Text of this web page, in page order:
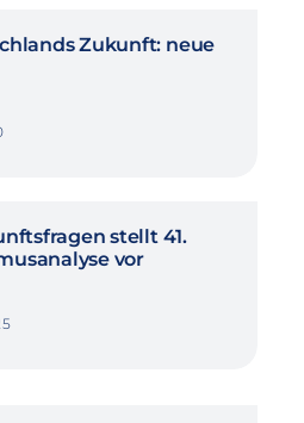
Zukunft: neue
stellt 41.
vor